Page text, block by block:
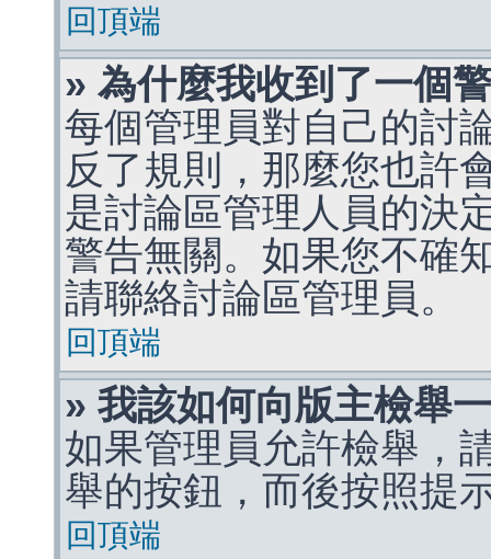
回頂端
» 為什麼我收到了一個
每個管理員對自己的討
反了規則，那麼您也許
是討論區管理人員的決
警告無關。如果您不確
請聯絡討論區管理員。
回頂端
» 我該如何向版主檢舉
如果管理員允許檢舉，
舉的按鈕，而後按照提
回頂端